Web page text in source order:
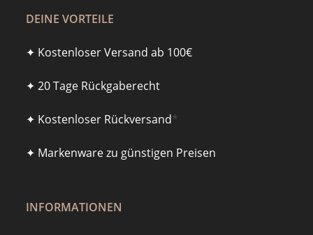
DEINE VORTEILE
✦ Kostenloser Versand ab 100€
✦ 20 Tage Rückgaberecht
✦ Kostenloser Rückversand*
✦ Markenware zu günstigen Preisen
INFORMATIONEN